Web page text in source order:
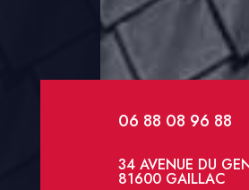
06 88 08 96 88
34 AVENUE DU
81600 GAILLAC